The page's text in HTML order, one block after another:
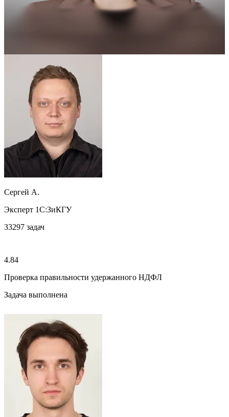
Сформировать БАЛАНС
Сергей А.
Эксперт 1С:ЗиКГУ
33297 задач
4.84
Проверка правильности удержанного НДФЛ
Задача выполнена